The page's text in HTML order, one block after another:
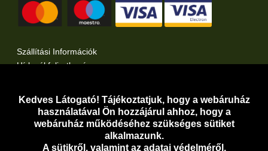
Szállítási Információk
Hírlevél feliratkozás
Adatvédelem
Adatkezelési Tájékoztató
Adathozzáférési Kérelem
Kedves Látogató! Tájékoztatjuk, hogy a webáruház
használatával Ön hozzájárul ahhoz, hogy a
webáruház működéséhez szükséges sütiket
alkalmazunk.
A sütikről, valamint az adatai védelméről,